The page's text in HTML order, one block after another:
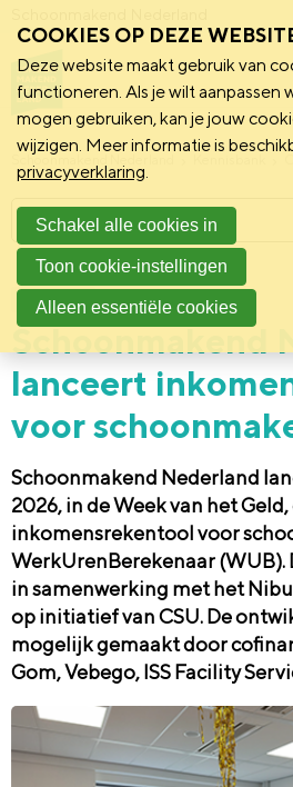
Schoonmakend Nederland
Persbericht 24 maart 2026
Schoonmakend
lanceert
voor
Schoonmakend Nederland
2026, in de Week van het Geld,
inkomensrekentool voor
WerkUrenBerekenaar (WUB).
in samenwerking met het
op initiatief van CSU. De
mogelijk gemaakt door
Gom, Vebego, ISS Facility
Menu
COOKIES OP DEZE
Deze website maakt gebruik van
functioneren. Als je wilt aanpassen
mogen gebruiken, kan je jouw
wijzigen. Meer informatie is
privacyverklaring.
Schakel alle cookies in
Toon cookie-instellingen
Alleen essentiële cookies